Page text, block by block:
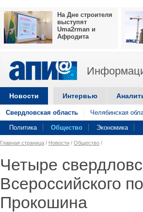
На Дне строителя
выступят
Uma2rman и
Афродита
Новости Интервью
Свердловская область Челябинская
Политика Общество Экономика
Главная страница / Новости / Общество /
Четыре
Всероссийского
Прокошина